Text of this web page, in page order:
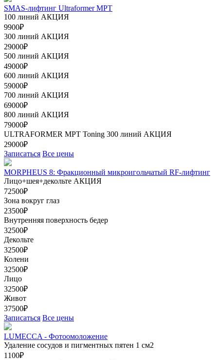
SMAS-лифтинг Ultraformer MPT
100 линий АКЦИЯ
9900₽
300 линий АКЦИЯ
29000₽
500 линий АКЦИЯ
49000₽
600 линий АКЦИЯ
59000₽
700 линий АКЦИЯ
69000₽
800 линий АКЦИЯ
79000₽
ULTRAFORMER МРТ Toning 300 линий АКЦИЯ
29000₽
Записаться Все цены
MORPHEUS 8: Фракционный микроигольчатый RF-лифтинг
Лицо+шея+декольте АКЦИЯ
72500₽
Зона вокруг глаз
23500₽
Внутренняя поверхность бедер
32500₽
Декольте
32500₽
Колени
32500₽
Лицо
32500₽
Живот
37500₽
Записаться Все цены
LUMECCA - Фотоомоложение
Удаление сосудов и пигментных пятен 1 см2
1100₽